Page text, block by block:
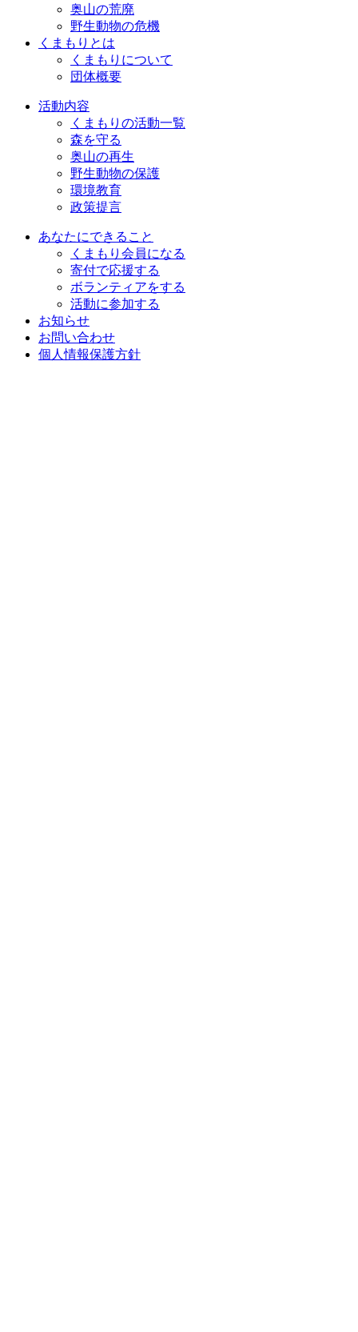
奥山の荒廃
野生動物の危機
くまもりとは
くまもりについて
団体概要
活動内容
くまもりの活動一覧
森を守る
奥山の再生
野生動物の保護
環境教育
政策提言
あなたにできること
くまもり会員になる
寄付で応援する
ボランティアをする
活動に参加する
お知らせ
お問い合わせ
個人情報保護方針